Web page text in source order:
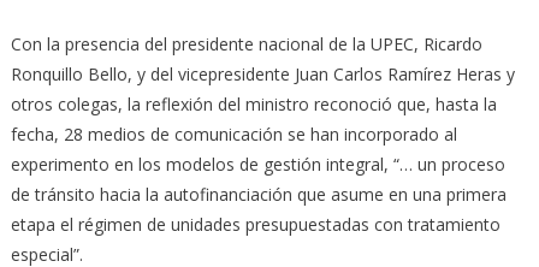
Con la presencia del presidente nacional de la UPEC, Ricardo
Ronquillo Bello, y del vicepresidente Juan Carlos Ramírez Heras y
otros colegas, la reflexión del ministro reconoció que, hasta la
fecha, 28 medios de comunicación se han incorporado al
experimento en los modelos de gestión integral, “… un proceso
de tránsito hacia la autofinanciación que asume en una primera
etapa el régimen de unidades presupuestadas con tratamiento
especial”.